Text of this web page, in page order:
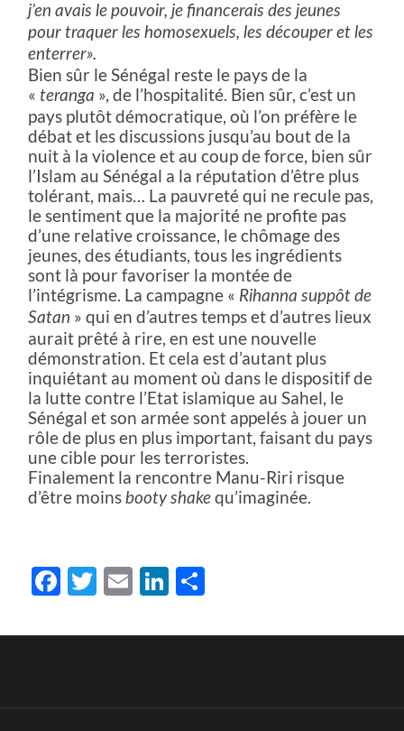
j’en avais le pouvoir, je financerais des jeunes
pour traquer les homosexuels, les découper et les
enterrer».
Bien sûr le Sénégal reste le pays de la
«teranga », de l’hospitalité. Bien sûr, c’est un
pays plutôt démocratique, où l’on préfère le
débat et les discussions jusqu’au bout de la
nuit à la violence et au coup de force, bien sûr
l’Islam au Sénégal a la réputation d’être plus
tolérant, mais… La pauvreté qui ne recule pas,
le sentiment que la majorité ne profite pas
d’une relative croissance, le chômage des
jeunes, des étudiants, tous les ingrédients
sont là pour favoriser la montée de
l’intégrisme. La campagne « Rihanna suppôt de
Satan » qui en d’autres temps et d’autres lieux
aurait prêté à rire, en est une nouvelle
démonstration. Et cela est d’autant plus
inquiétant au moment où dans le dispositif de
la lutte contre l’Etat islamique au Sahel, le
Sénégal et son armée sont appelés à jouer un
rôle de plus en plus important, faisant du pays
une cible pour les terroristes.
Finalement la rencontre Manu-Riri risque
d’être moinsbooty shake qu’imaginée.
Facebook
Twitter
EmailLinkedIn